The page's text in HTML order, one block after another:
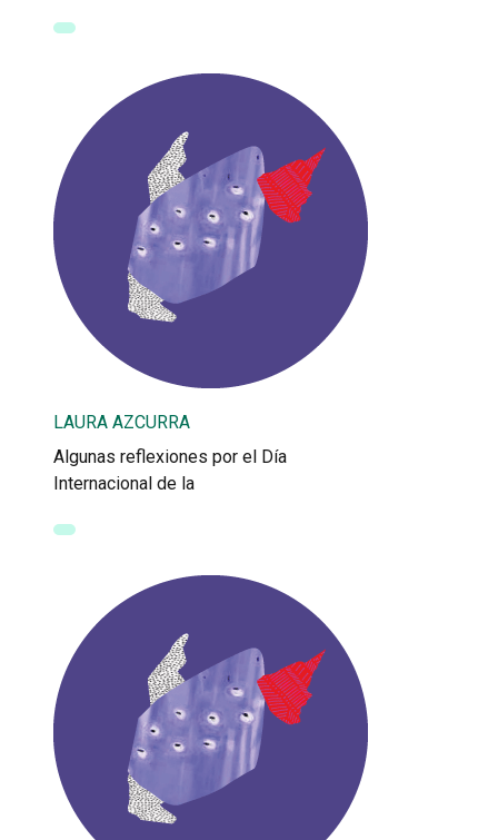
LAURA AZCURRA
Algunas reflexiones por el Día
Internacional de la